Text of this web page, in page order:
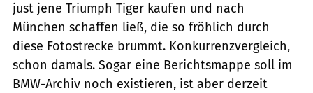
just jene Triumph Tiger kaufen und nach
München schaffen ließ, die so fröhlich durch
diese Fotostrecke brummt. Konkurrenzvergleich,
schon damals. Sogar eine Berichtsmappe soll im
BMW-Archiv noch existieren, ist aber derzeit